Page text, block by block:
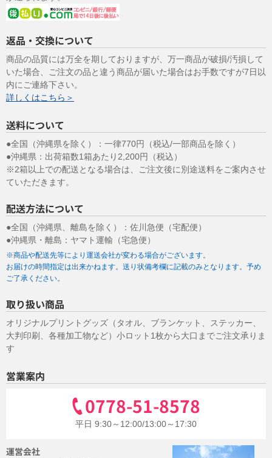
返品・交換について
商品の品質には万全を期しておりますが、万一商品が破損/汚損して
いた場合、ご注文の品と違う商品が届いた場合はお手数ですが7日以
内にご連絡下さい。
詳しくはこちら＞
送料について
●全国（沖縄県を除く）：一律770円（税込/一部商品を除く）
●沖縄県：出荷箱数1箱あたり2,200円（税込）
※2箱以上での配送となる場合は、ご注文後に別途送料をご案内させ
ていただきます。
配送方法について
●全国（沖縄県、離島を除く）：佐川急便（宅配便）
●沖縄県・離島：ヤマト運輸（宅急便）
※商品や配送先等により運送会社が変わる場合がございます。
お届けの時間指定は出来かねます。送り状備考欄に記載のみとなります。予め
ご了承ください。
取り扱い商品
オリジナルプリントグッズ（タオル、ブランケット、ステッカー、
大判印刷、各種加工物など）小ロット1枚から大口までご注文承りま
す
営業案内
0778-51-8578
平日 9:30～12:00/13:00～17:30
運営会社